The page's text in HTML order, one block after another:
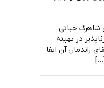
شاهرگ حیاتی
در بهینه
راندمان آن ایفا
[…]